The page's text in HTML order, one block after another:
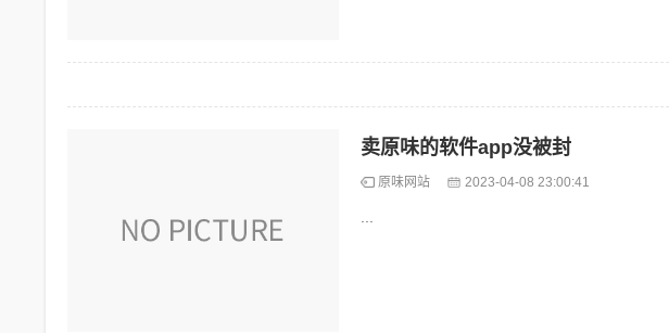
卖原味的软件app没被封
原味网站 2023-04-08 23:00:41